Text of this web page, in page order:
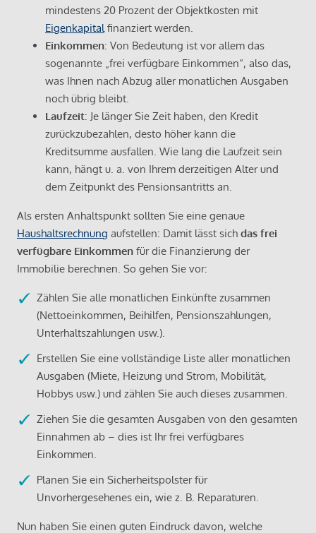
mindestens 20 Prozent der Objektkosten mit
Eigenkapital finanziert werden.
Einkommen: Von Bedeutung ist vor allem das
sogenannte „frei verfügbare Einkommen“, also das,
was Ihnen nach Abzug aller monatlichen Ausgaben
noch übrig bleibt.
Laufzeit: Je länger Sie Zeit haben, den Kredit
zurückzubezahlen, desto höher kann die
Kreditsumme ausfallen. Wie lang die Laufzeit sein
kann, hängt u. a. von Ihrem derzeitigen Alter und
dem Zeitpunkt des Pensionsantritts an.
Als ersten Anhaltspunkt sollten Sie eine genaue
Haushaltsrechnung aufstellen: Damit lässt sich das frei
verfügbare Einkommen für die Finanzierung der
Immobilie berechnen. So gehen Sie vor:
Zählen Sie alle monatlichen Einkünfte zusammen
(Nettoeinkommen, Beihilfen, Pensionszahlungen,
Unterhaltszahlungen usw.).
Erstellen Sie eine vollständige Liste aller monatlichen
Ausgaben (Miete, Heizung und Strom, Mobilität,
Hobbys usw.) und zählen Sie auch dieses zusammen.
Ziehen Sie die gesamten Ausgaben von den gesamten
Einnahmen ab – dies ist Ihr frei verfügbares
Einkommen.
Planen Sie ein Sicherheitspolster für
Unvorhergesehenes ein, wie z. B. Reparaturen.
Nun haben Sie einen guten Eindruck davon, welche